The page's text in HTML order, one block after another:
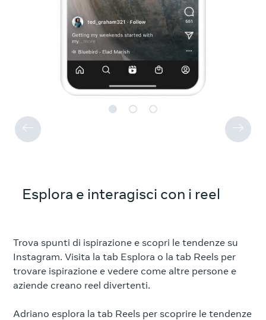
Esplora e interagisci con i reel
Trova spunti di ispirazione e scopri le tendenze su
Instagram. Visita la tab Esplora o la tab Reels per
trovare ispirazione e vedere come altre persone e
aziende creano reel divertenti.
Adriano esplora la tab Reels per scoprire le tendenze